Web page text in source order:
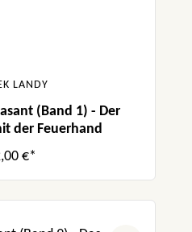
LANDY
(Band 1) - Der
der Feuerhand
€*